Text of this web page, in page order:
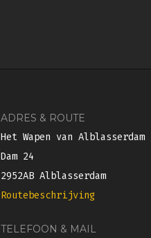
ADRES & ROUTE
Het Wapen van Alblasserdam
Dam 24
2952AB Alblasserdam
Routebeschrijving
TELEFOON & MAIL